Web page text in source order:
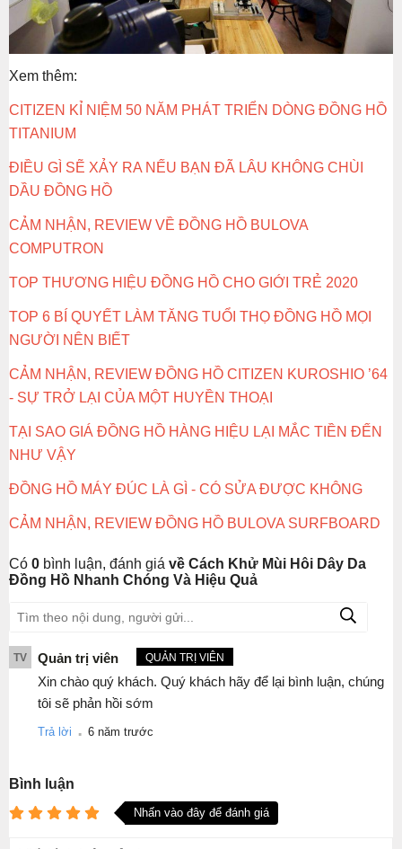
Xem thêm:
CITIZEN KỈ NIỆM 50 NĂM PHÁT TRIỂN DÒNG ĐỒNG HỒ
TITANIUM
ĐIỀU GÌ SẼ XẢY RA NẾU BẠN ĐÃ LÂU KHÔNG CHÙI
DẦU ĐỒNG HỒ
CẢM NHẬN, REVIEW VỀ ĐỒNG HỒ BULOVA
COMPUTRON
TOP THƯƠNG HIỆU ĐỒNG HỒ CHO GIỚI TRẺ 2020
TOP 6 BÍ QUYẾT LÀM TĂNG TUỔI THỌ ĐỒNG HỒ MỌI
NGƯỜI NÊN BIẾT
CẢM NHẬN, REVIEW ĐỒNG HỒ CITIZEN KUROSHIO ’64
- SỰ TRỞ LẠI CỦA MỘT HUYỀN THOẠI
TẠI SAO GIÁ ĐỒNG HỒ HÀNG HIỆU LẠI MẮC TIỀN ĐẾN
NHƯ VẬY
ĐỒNG HỒ MÁY ĐÚC LÀ GÌ - CÓ SỬA ĐƯỢC KHÔNG
CẢM NHẬN, REVIEW ĐỒNG HỒ BULOVA SURFBOARD
Có 0 bình luận, đánh giá về Cách Khử Mùi Hôi Dây Da
Đồng Hồ Nhanh Chóng Và Hiệu Quả
TV Quản trị viên QUẢN TRỊ VIÊN
Xin chào quý khách. Quý khách hãy để lại bình luận, chúng
tôi sẽ phản hồi sớm
Trả lời . 6 năm trước
Bình luận
Nhấn vào đây để đánh giá